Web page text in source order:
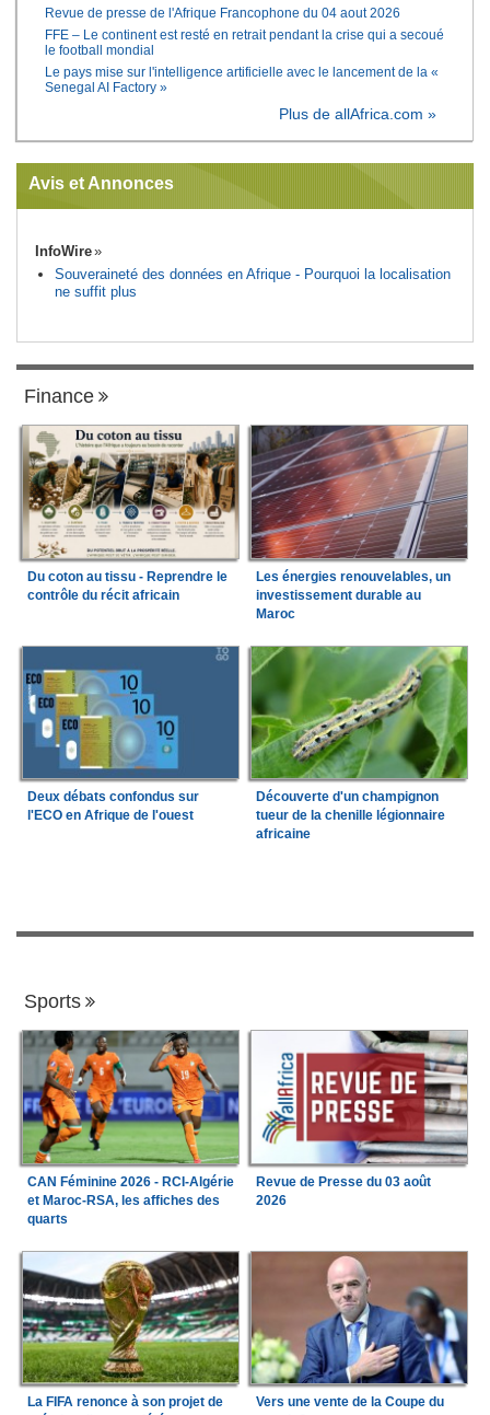
Revue de presse de l'Afrique Francophone du 04 aout 2026
FFE – Le continent est resté en retrait pendant la crise qui a secoué
le football mondial
Le pays mise sur l'intelligence artificielle avec le lancement de la «
Senegal AI Factory »
Plus de allAfrica.com »
Avis et Annonces
InfoWire
Souveraineté des données en Afrique - Pourquoi la localisation
ne suffit plus
Finance
Du coton au tissu - Reprendre le
contrôle du récit africain
Les énergies renouvelables, un
investissement durable au
Maroc
Deux débats confondus sur
l'ECO en Afrique de l'ouest
Découverte d'un champignon
tueur de la chenille légionnaire
africaine
Sports
CAN Féminine 2026 - RCI-Algérie
et Maroc-RSA, les affiches des
quarts
Revue de Presse du 03 août
2026
La FIFA renonce à son projet de
Vers une vente de la Coupe du